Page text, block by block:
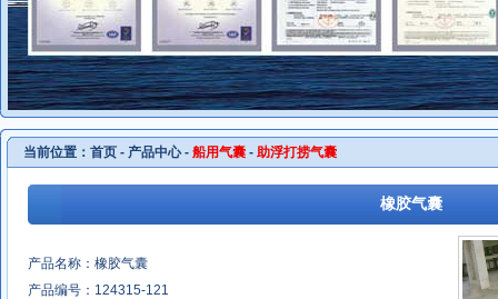
当前位置： 首页 - 产品中心- 船用气囊 - 助浮打捞气囊
橡胶气囊
产品名称：橡胶气囊
产品编号：124315-121